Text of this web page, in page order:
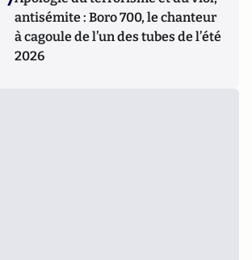
antisémite : Boro 700, le chanteur
à cagoule de l’un des tubes de l’été
2026